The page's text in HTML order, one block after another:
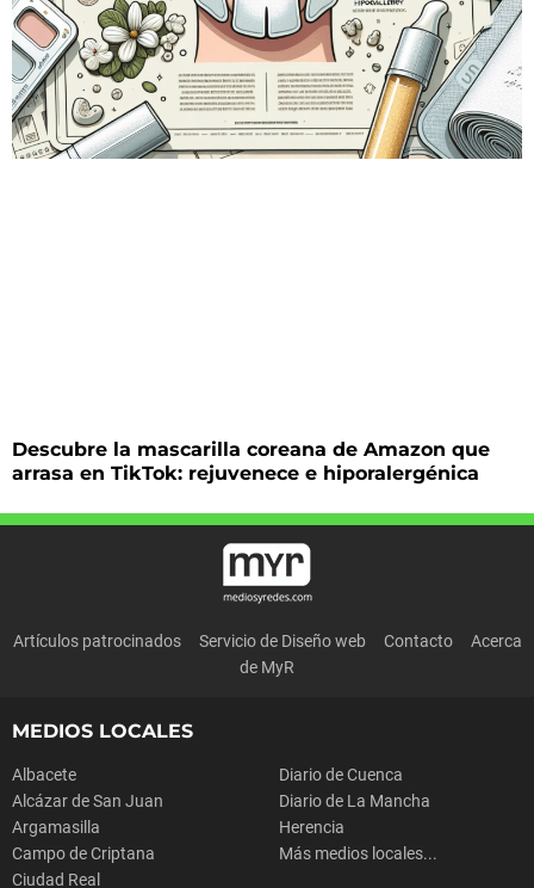
Descubre la mascarilla coreana de Amazon que
arrasa en TikTok: rejuvenece e hiporalergénica
Artículos patrocinados Servicio de Diseño web Contacto
Acerca
de MyR
MEDIOS LOCALES
Albacete
Alcázar de San Juan
Argamasilla
Campo de Criptana
Ciudad Real
Diario de Cuenca
Diario de La Mancha
Herencia
Más medios locales...